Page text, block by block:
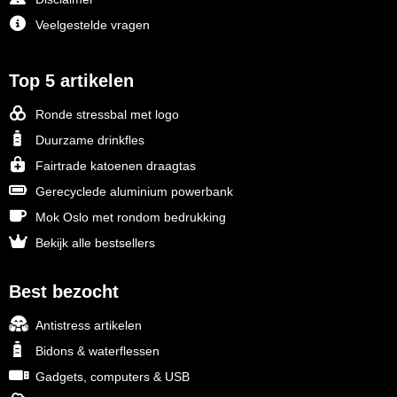
Veelgestelde vragen
Top 5 artikelen
Ronde stressbal met logo
Duurzame drinkfles
Fairtrade katoenen draagtas
Gerecyclede aluminium powerbank
Mok Oslo met rondom bedrukking
Bekijk alle bestsellers
Best bezocht
Antistress artikelen
Bidons & waterflessen
Gadgets, computers & USB